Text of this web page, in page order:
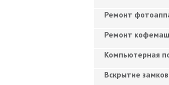
Ремонт
Ремонт
Компьютерная
Вскрытие замков